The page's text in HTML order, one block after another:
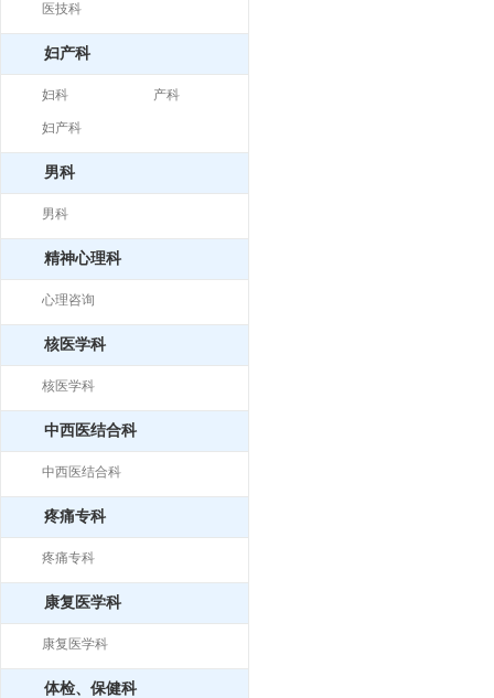
医技科
妇产科
妇科 产科
妇产科
男科
男科
精神心理科
心理咨询
核医学科
核医学科
中西医结合科
中西医结合科
疼痛专科
疼痛专科
康复医学科
康复医学科
体检、保健科